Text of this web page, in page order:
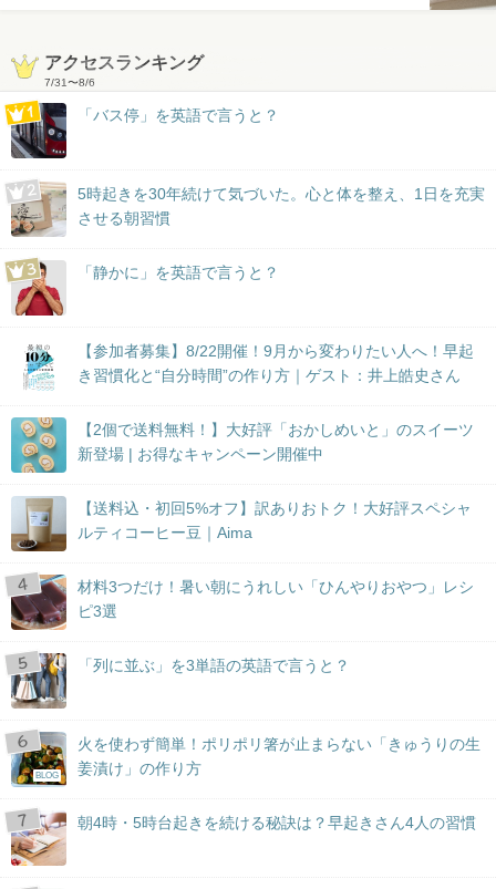
アクセスランキング
7/31〜8/6
「バス停」を英語で言うと？
5時起きを30年続けて気づいた。心と体を整え、1日を充実
させる朝習慣
「静かに」を英語で言うと？
【参加者募集】8/22開催！9月から変わりたい人へ！早起
き習慣化と“自分時間”の作り方｜ゲスト：井上皓史さん
【2個で送料無料！】大好評「おかしめいと」のスイーツ
新登場 | お得なキャンペーン開催中
【送料込・初回5%オフ】訳ありおトク！大好評スペシャ
ルティコーヒー豆｜Aima
材料3つだけ！暑い朝にうれしい「ひんやりおやつ」レシ
ピ3選
「列に並ぶ」を3単語の英語で言うと？
BLOG
火を使わず簡単！ポリポリ箸が止まらない「きゅうりの生
姜漬け」の作り方
朝4時・5時台起きを続ける秘訣は？早起きさん4人の習慣